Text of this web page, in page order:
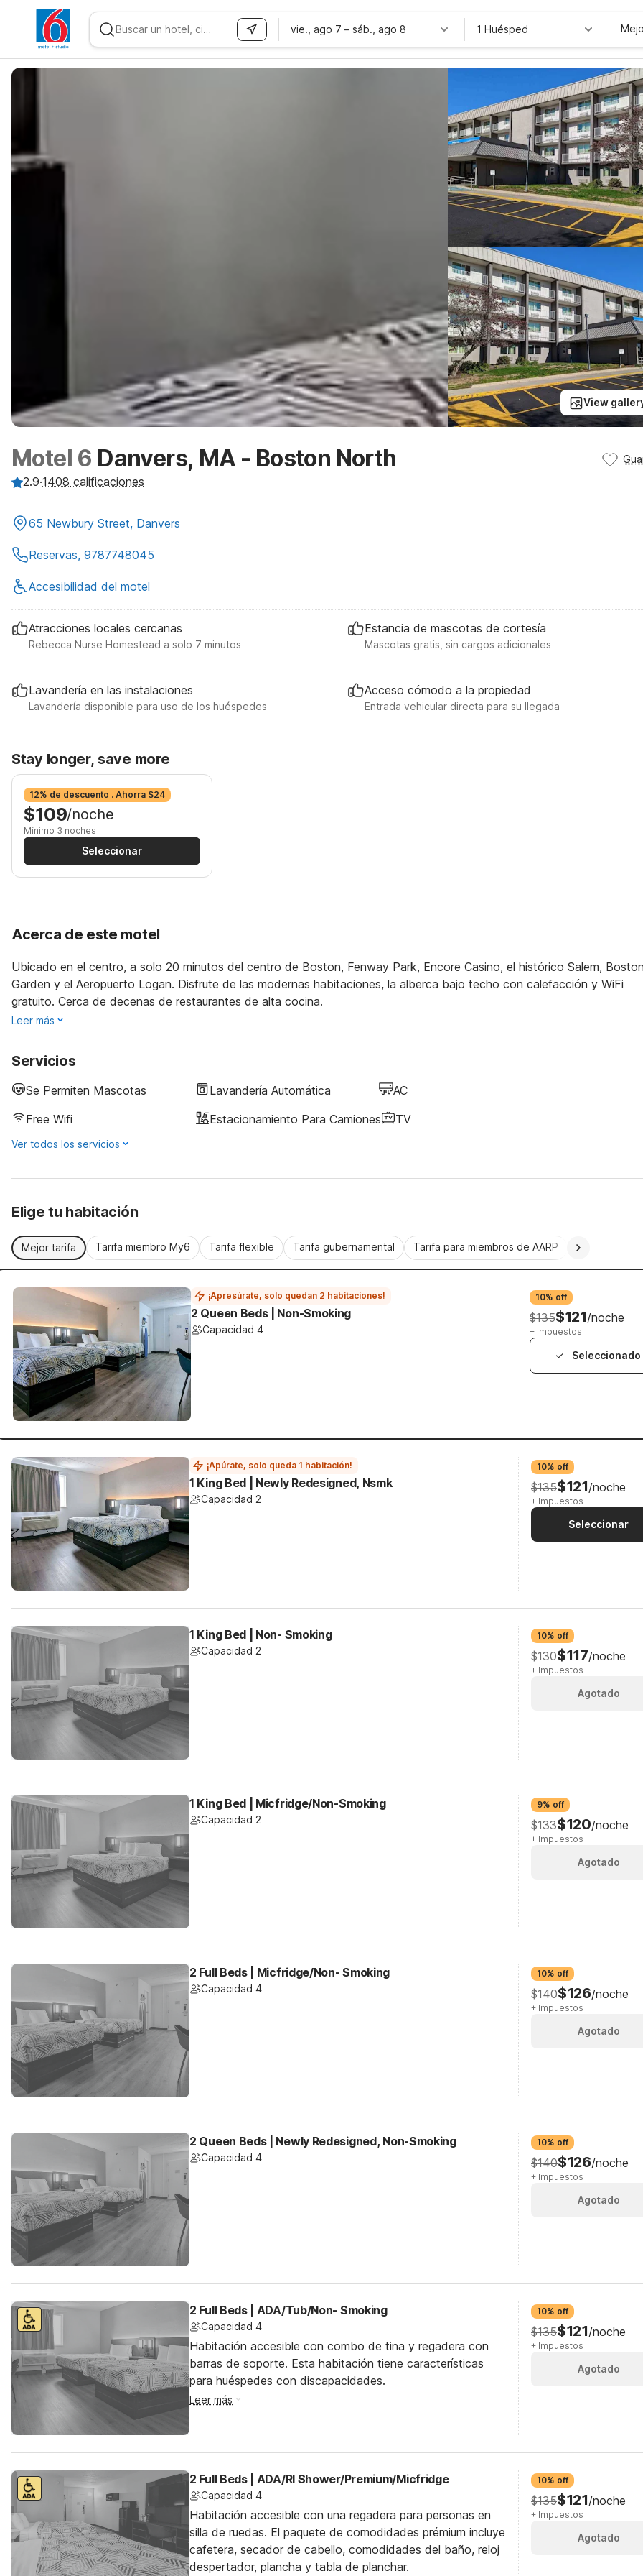
vie., ago 7 – sáb., ago 8 1 Huésped
View
Motel 6 Danvers, MA - Boston North
2.9·1408 calificaciones
65 Newbury Street, Danvers
Reservas, 9787748045
Accesibilidad del motel
Atracciones locales cercanas
Rebecca Nurse Homestead a solo 7 minutos
Estancia de mascotas de cortesía
Mascotas gratis, sin cargos adicionales
Lavandería en las instalaciones
Lavandería disponible para uso de los huéspedes
Acceso cómodo a la propiedad
Entrada vehicular directa para su llegada
Stay longer, save more
12% de descuento . Ahorra $24
$109/noche
Mínimo 3 noches
Seleccionar
Acerca de este motel
Ubicado en el centro, a solo 20 minutos del centro de Boston, Fenway Park, Encore Casino, el histórico Salem, Boston
Garden y el Aeropuerto Logan. Disfrute de las modernas habitaciones, la alberca bajo techo con calefacción y WiFi
gratuito. Cerca de decenas de restaurantes de alta cocina.
Leer más
Servicios
Se Permiten Mascotas Lavandería Automática
AC
Free Wifi
Estacionamiento Para Camiones TV
Ver todos los servicios
Elige tu habitación
Mejor tarifa Tarifa miembro My6 Tarifa flexible Tarifa gubernamental Tarifa para miembros de AARP
¡Apresúrate, solo quedan 2 habitaciones!
2 Queen Beds | Non-Smoking
Capacidad 4
10% off
$135$121/noche
+ Impuestos
Seleccionado
¡Apúrate, solo queda 1 habitación!
1 King Bed | Newly Redesigned, Nsmk
Capacidad 2
10% off
$135$121/noche
+ Impuestos
Seleccionar
1 King Bed | Non- Smoking
Capacidad 2
10% off
$130$117/noche
+ Impuestos
Agotado
1 King Bed | Micfridge/Non-Smoking
Capacidad 2
9% off
$133$120/noche
+ Impuestos
Agotado
2 Full Beds | Micfridge/Non- Smoking
Capacidad 4
10% off
$140$126/noche
+ Impuestos
Agotado
2 Queen Beds | Newly Redesigned, Non-Smoking
Capacidad 4
10% off
$140$126/noche
+ Impuestos
Agotado
2 Full Beds | ADA/Tub/Non- Smoking
Capacidad 4
Habitación accesible con combo de tina y regadera con
barras de soporte. Esta habitación tiene características
para huéspedes con discapacidades.
Leer más
10% off
$135$121/noche
+ Impuestos
Agotado
2 Full Beds | ADA/RI Shower/Premium/Micfridge
Capacidad 4
Habitación accesible con una regadera para personas en
silla de ruedas. El paquete de comodidades prémium incluye
cafetera, secador de cabello, comodidades del baño, reloj
despertador, plancha y tabla de planchar.
10% off
$135$121/noche
+ Impuestos
Agotado